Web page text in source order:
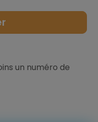
un numéro de